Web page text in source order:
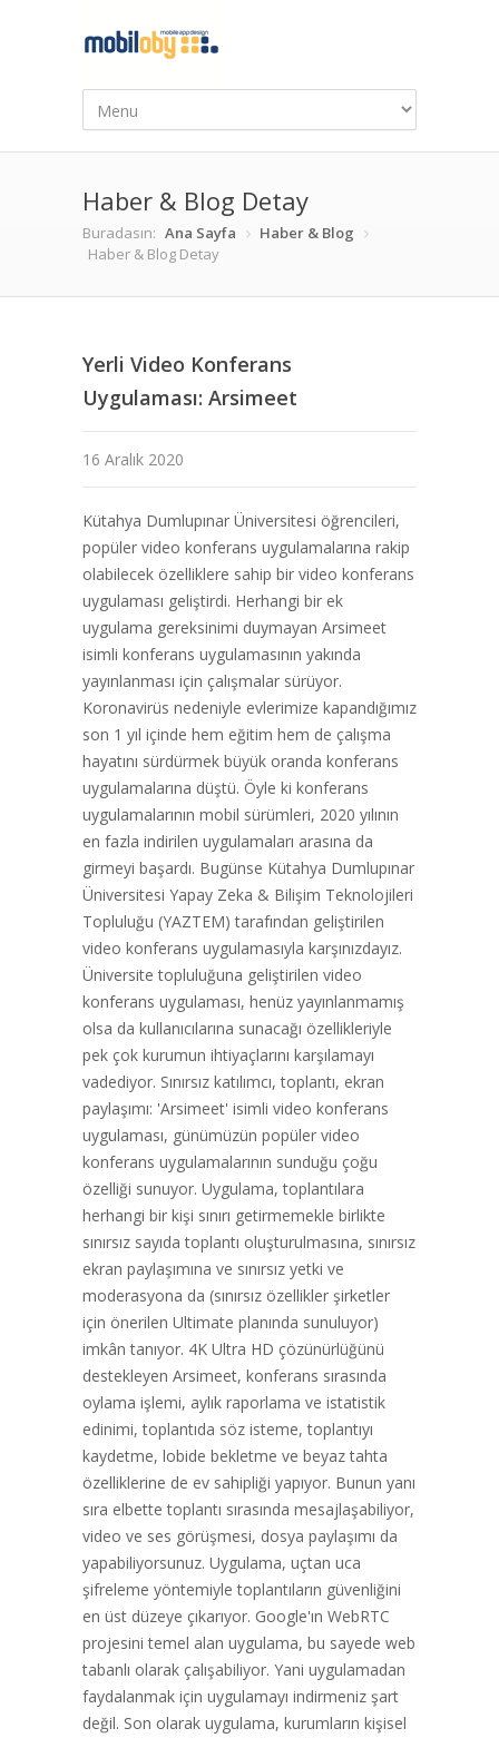
Haber & Blog Detay
Buradasın: Ana Sayfa
Haber & Blog
Haber & Blog Detay
Yerli Video Konferans
Uygulaması: Arsimeet
16 Aralık 2020
Kütahya Dumlupınar Üniversitesi öğrencileri,
popüler video konferans uygulamalarına rakip
olabilecek özelliklere sahip bir video konferans
uygulaması geliştirdi. Herhangi bir ek
uygulama gereksinimi duymayan Arsimeet
isimli konferans uygulamasının yakında
yayınlanması için çalışmalar sürüyor.
Koronavirüs nedeniyle evlerimize kapandığımız
son 1 yıl içinde hem eğitim hem de çalışma
hayatını sürdürmek büyük oranda konferans
uygulamalarına düştü. Öyle ki konferans
uygulamalarının mobil sürümleri, 2020 yılının
en fazla indirilen uygulamaları arasına da
girmeyi başardı. Bugünse Kütahya Dumlupınar
Üniversitesi Yapay Zeka & Bilişim Teknolojileri
Topluluğu (YAZTEM) tarafından geliştirilen
video konferans uygulamasıyla karşınızdayız.
Üniversite topluluğuna geliştirilen video
konferans uygulaması, henüz yayınlanmamış
olsa da kullanıcılarına sunacağı özellikleriyle
pek çok kurumun ihtiyaçlarını karşılamayı
vadediyor. Sınırsız katılımcı, toplantı, ekran
paylaşımı: 'Arsimeet' isimli video konferans
uygulaması, günümüzün popüler video
konferans uygulamalarının sunduğu çoğu
özelliği sunuyor. Uygulama, toplantılara
herhangi bir kişi sınırı getirmemekle birlikte
sınırsız sayıda toplantı oluşturulmasına, sınırsız
ekran paylaşımına ve sınırsız yetki ve
moderasyona da (sınırsız özellikler şirketler
için önerilen Ultimate planında sunuluyor)
imkân tanıyor. 4K Ultra HD çözünürlüğünü
destekleyen Arsimeet, konferans sırasında
oylama işlemi, aylık raporlama ve istatistik
edinimi, toplantıda söz isteme, toplantıyı
kaydetme, lobide bekletme ve beyaz tahta
özelliklerine de ev sahipliği yapıyor. Bunun yanı
sıra elbette toplantı sırasında mesajlaşabiliyor,
video ve ses görüşmesi, dosya paylaşımı da
yapabiliyorsunuz. Uygulama, uçtan uca
şifreleme yöntemiyle toplantıların güvenliğini
en üst düzeye çıkarıyor. Google'ın WebRTC
projesini temel alan uygulama, bu sayede web
tabanlı olarak çalışabiliyor. Yani uygulamadan
faydalanmak için uygulamayı indirmeniz şart
değil. Son olarak uygulama, kurumların kişisel